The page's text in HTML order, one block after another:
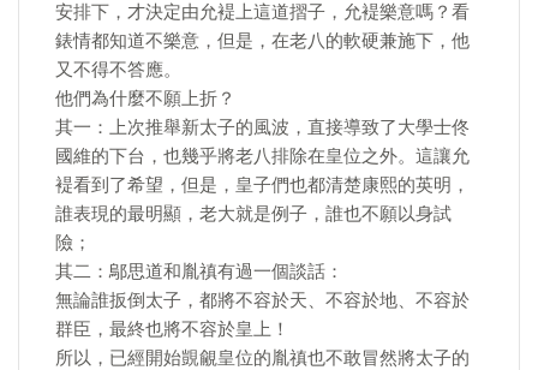
安排下，才決定由允褆上這道摺子，允褆樂意嗎？看
錶情都知道不樂意，但是，在老八的軟硬兼施下，他
又不得不答應。
他們為什麼不願上折？
其一：上次推舉新太子的風波，直接導致了大學士佟
國維的下台，也幾乎將老八排除在皇位之外。這讓允
褆看到了希望，但是，皇子們也都清楚康熙的英明，
誰表現的最明顯，老大就是例子，誰也不願以身試
險；
其二：鄔思道和胤禛有過一個談話：
無論誰扳倒太子，都將不容於天、不容於地、不容於
群臣，最終也將不容於皇上！
所以，已經開始覬覦皇位的胤禛也不敢冒然將太子的